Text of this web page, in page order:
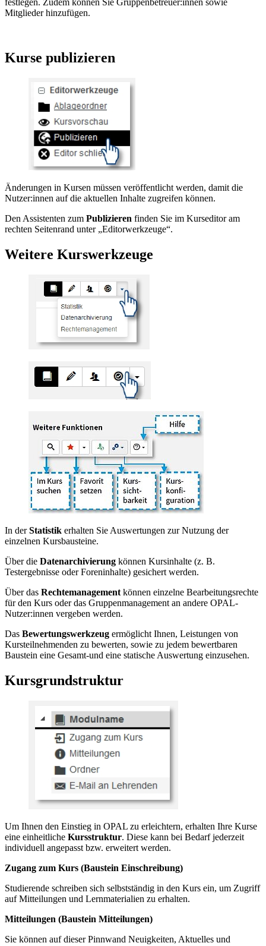
Mitglieder hinzufügen.
Kurse publizieren
Änderungen in Kursen müssen veröffentlicht werden, damit die
Nutzer:innen auf die aktuellen Inhalte zugreifen können.
Den Assistenten zum Publizieren finden Sie im Kurseditor am
rechten Seitenrand unter „Editorwerkzeuge“.
Weitere Kurswerkzeuge
In derStatistik erhalten Sie Auswertungen zur Nutzung der
einzelnen Kursbausteine.
Über die Datenarchivierung können Kursinhalte (z. B.
Testergebnisse oder Foreninhalte) gesichert werden.
Über das Rechtemanagement können einzelne Bearbeitungsrechte
für den Kurs oder das Gruppenmanagement an andere OPAL-
Nutzer:innen vergeben werden.
Das Bewertungswerkzeug ermöglicht Ihnen, Leistungen von
Kursteilnehmenden zu bewerten, sowie zu jedem bewertbaren
Baustein eine Gesamt-und eine statische Auswertung einzusehen.
Kursgrundstruktur
Um Ihnen den Einstieg in OPAL zu erleichtern, erhalten Ihre Kurse
eine einheitliche Kursstruktur. Diese kann bei Bedarf jederzeit
individuell angepasst bzw. erweitert werden.
Zugang zum Kurs (Baustein Einschreibung)
Studierende schreiben sich selbstständig in den Kurs ein, um Zugriff
auf Mitteilungen und Lernmaterialien zu erhalten.
Mitteilungen (Baustein Mitteilungen)
Sie können auf dieser Pinnwand Neuigkeiten, Aktuelles und